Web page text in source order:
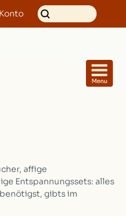
Konto
affige
Entspannungssets: alles
gibts im